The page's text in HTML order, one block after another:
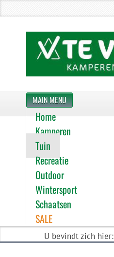
MAIN MENU
Home
Kamperen
Tuin
Recreatie
Outdoor
Wintersport
Schaatsen
SALE
U bevindt zich hier: